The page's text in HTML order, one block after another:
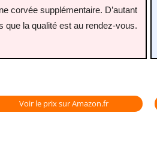
corvée supplémentaire. D’autant
que la qualité est au rendez-vous.
Voir le prix sur Amazon.fr